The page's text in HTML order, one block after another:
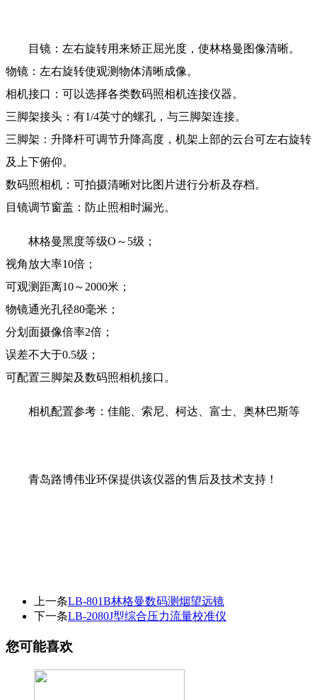
目镜：左右旋转用来矫正屈光度，使林格曼图像清晰。
物镜：左右旋转使观测物体清晰成像。
相机接口：可以选择各类数码照相机连接仪器。
三脚架接头：有1/4英寸的螺孔，与三脚架连接。
三脚架：升降杆可调节升降高度，机架上部的云台可左右旋转
及上下俯仰。
数码照相机：可拍摄清晰对比图片进行分析及存档。
目镜调节窗盖：防止照相时漏光。
林格曼黑度等级O～5级；
视角放大率10倍；
可观测距离10～2000米；
物镜通光孔径80毫米；
分划面摄像倍率2倍；
误差不大于0.5级；
可配置三脚架及数码照相机接口。
相机配置参考：佳能、索尼、柯达、富士、奥林巴斯等
青岛路博伟业环保提供该仪器的售后及技术支持！
上一条LB-801B林格曼数码测烟望远镜
下一条LB-2080J型综合压力流量校准仪
您可能喜欢